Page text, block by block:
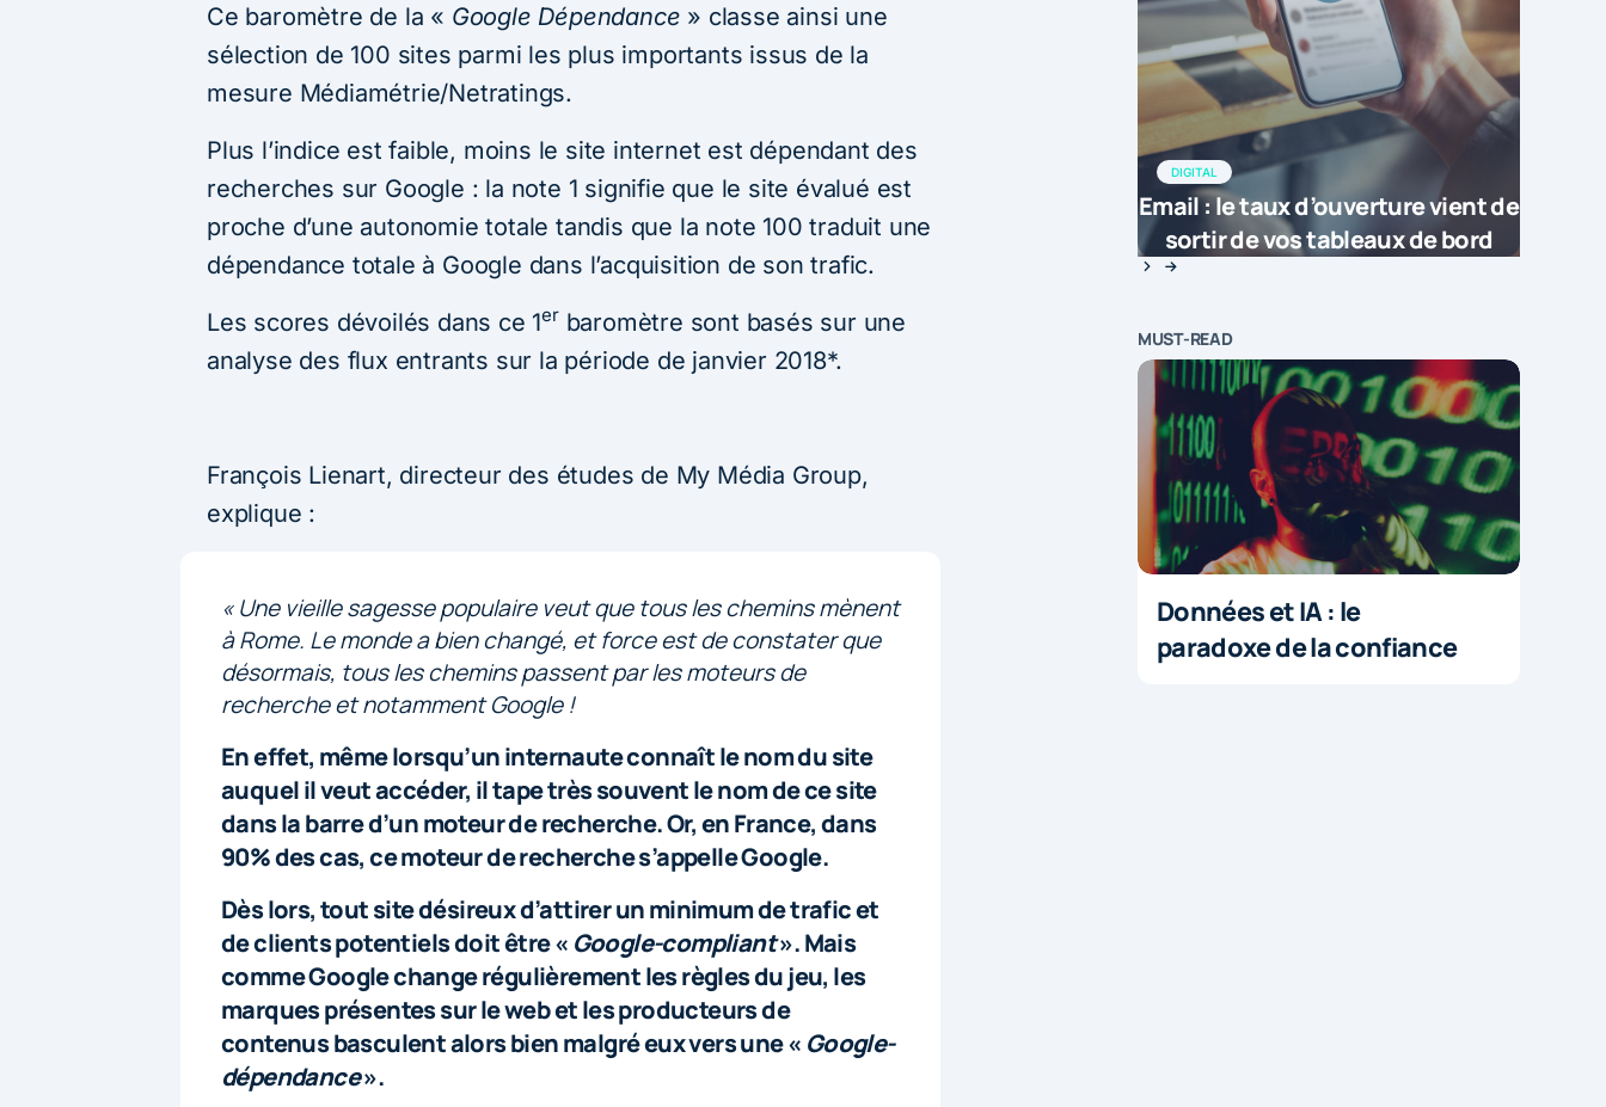
Ce baromètre de la « Google Dépendance » classe ainsi une
sélection de 100 sites parmi les plus importants issus de la
mesure Médiamétrie/Netratings.
Plus l’indice est faible, moins le site internet est dépendant des
recherches sur Google : la note 1 signifie que le site évalué est
proche d’une autonomie totale tandis que la note 100 traduit une
dépendance totale à Google dans l’acquisition de son trafic.
Les scores dévoilés dans ce 1erbaromètre sont basés sur une
analyse des flux entrants sur la période de janvier 2018*.
François Lienart, directeur des études de My Média Group,
explique :
« Une vieille sagesse populaire veut que tous les chemins mènent
à Rome. Le monde a bien changé, et force est de constater que
désormais, tous les chemins passent par les moteurs de
recherche et notamment Google !
En effet, même lorsqu’un internaute connaît le nom du site
auquel il veut accéder, il tape très souvent le nom de ce site
dans la barre d’un moteur de recherche. Or, en France, dans
90% des cas, ce moteur de recherche s’appelle Google.
Dès lors, tout site désireux d’attirer un minimum de trafic et
de clients potentiels doit être « Google-compliant». Mais
comme Google change régulièrement les règles du jeu, les
marques présentes sur le web et les producteurs de
contenus basculent alors bien malgré eux vers une « Google-
dépendance».
DIGITAL
Email : le taux d’ouverture vient de
sortir de vos tableaux de bord
MUST-READ
Données et IA : le
paradoxe de la confiance